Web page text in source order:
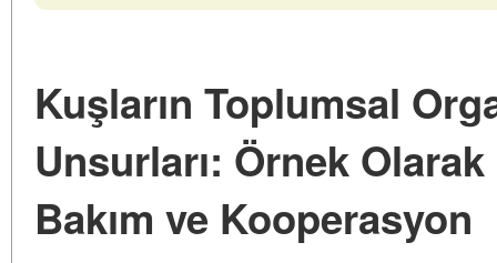
Kuşların Toplumsal
Unsurları: Örnek
Bakım ve Kooperasyon